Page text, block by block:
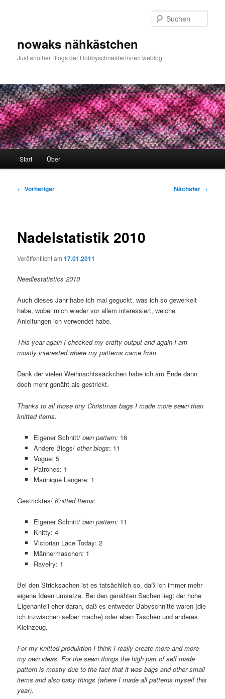
nowaks nähkästchen
Just another Blogs der Hobbyschneiderinnen weblog
Start Über
Beitragsnavigation
← Vorheriger Nächster →
Nadelstatistik 2010
Veröffentlicht am17.01.2011
Needlestatistics 2010
Auch dieses Jahr habe ich mal geguckt, was ich so gewerkelt
habe, wobei mich wieder vor allem interessiert, welche
Anleitungen ich verwendet habe.
This year again I checked my crafty output and again I am
mostly interested where my patterns came from.
Dank der vielen Weihnachtssäckchen habe ich am Ende dann
doch mehr genäht als gestrickt.
Thanks to all those tiny Christmas bags I made more sewn than
knitted items.
Eigener Schnitt/ own pattern: 16
Andere Blogs/ other blogs: 11
Vogue: 5
Patrones: 1
Marinique Langere: 1
Gestricktes/Knitted Items:
Eigener Schnitt/ own pattern:11
Knitty: 4
Victorian Lace Today: 2
Männermaschen: 1
Ravelry: 1
Bei den Stricksachen ist es tatsächlich so, daß ich immer mehr
eigene Ideen umsetze. Bei den genähten Sachen liegt der hohe
Eigenanteil eher daran, daß es entweder Babyschnitte waren (die
ich inzwischen selber mache) oder eben Taschen und anderes
Kleinzeug.
For my knitted produktion I think I really create more and more
my own ideas. For the sewn things the high part of self made
pattern is mostly due to the fact that it was bags and other small
items and also baby things (where I made all patterns myself this
year).